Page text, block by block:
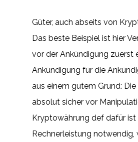
Güter, auch abseits von
Das beste Beispiel ist hier
vor der Ankündigung zuerst
Ankündigung für die
aus einem gutem Grund:
absolut sicher vor
Kryptowährung def dafür ist
Rechnerleistung notwendig,